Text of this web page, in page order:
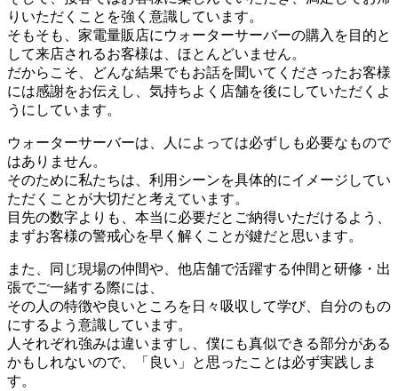
りいただくことを強く意識しています。
そもそも、家電量販店にウォーターサーバーの購入を目的と
して来店されるお客様は、ほとんどいません。
だからこそ、どんな結果でもお話を聞いてくださったお客様
には感謝をお伝えし、気持ちよく店舗を後にしていただくよ
うにしています。
ウォーターサーバーは、人によっては必ずしも必要なもので
はありません。
そのために私たちは、利用シーンを具体的にイメージしてい
ただくことが大切だと考えています。
目先の数字よりも、本当に必要だとご納得いただけるよう、
まずお客様の警戒心を早く解くことが鍵だと思います。
また、同じ現場の仲間や、他店舗で活躍する仲間と研修・出
張でご一緒する際には、
その人の特徴や良いところを日々吸収して学び、自分のもの
にするよう意識しています。
人それぞれ強みは違いますし、僕にも真似できる部分がある
かもしれないので、「良い」と思ったことは必ず実践しま
す。